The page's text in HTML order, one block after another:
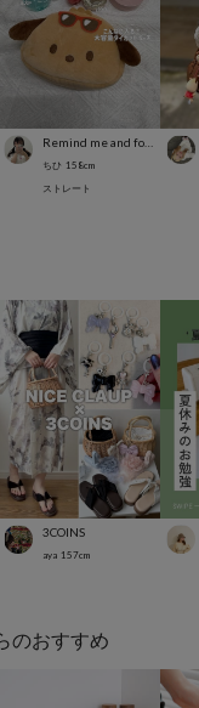
Remind me and forever
ちひ 158cm
ストレート
3COINS
aya 157cm
のおすすめ